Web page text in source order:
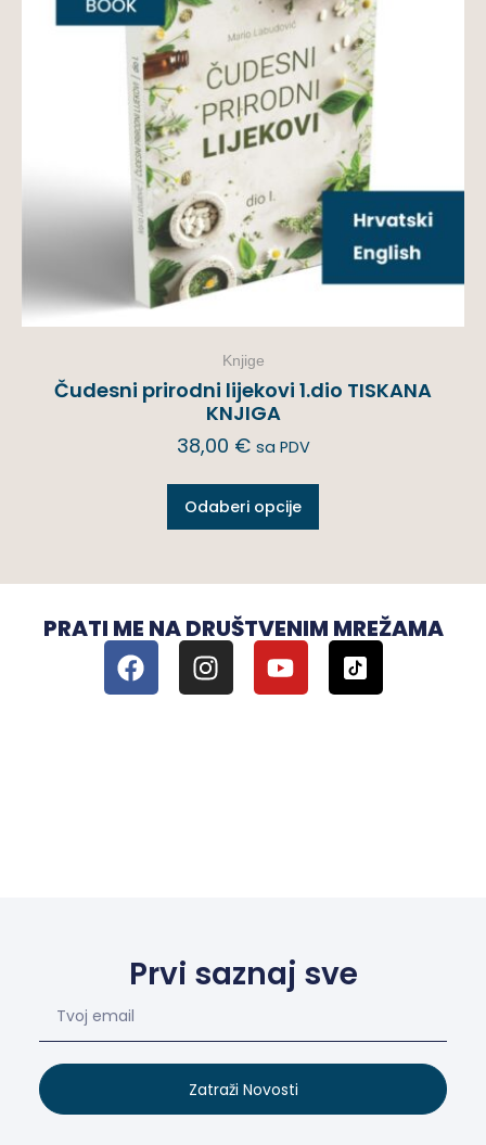
Knjige
Čudesni prirodni lijekovi 1.dio TISKANA
KNJIGA
38,00 € sa PDV
Odaberi opcije
PRATI ME NA DRUŠTVENIM MREŽAMA
Prvi saznaj sve
Zatraži Novosti